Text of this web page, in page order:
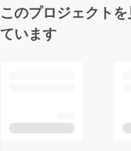
このプロジェクト
ています